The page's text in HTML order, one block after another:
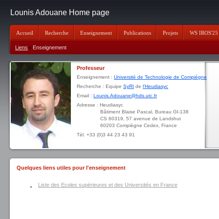
Accueil Recherche Enseignement Publications Projets WS IROS'25
Liens Enseignement
Lounis Adouane Home page
Professeur
Enseignement : Université de Technologie de Compiègne
Recherche : Equipe SyRI de l'Heudiasyc
Email : Lounis.Adouane@hds.utc.fr
Adresse : Heudiasyc
Bâtiment Blaise Pascal, Bureau GI-138
CS 60319, 57 avenue de Landshut
60203 Compiègne Cedex, France
Tél. +33 (0)3 44 23 43 91
Quelques liens utiles pour l'enseignement
Liste des Ecoles supérieures et des Universités en France